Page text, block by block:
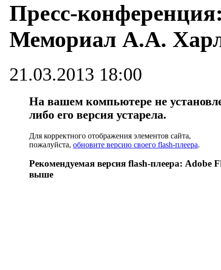
Пресс-
Мемориал А.А.
21.03.2013 18:00
На вашем компьютере не
либо его версия устарела.
Для корректного отображения элементов сайта,
пожалуйста, обновите версию своего flash-плеера.
Рекомендуемая версия flash-плеера: Adobe
выше